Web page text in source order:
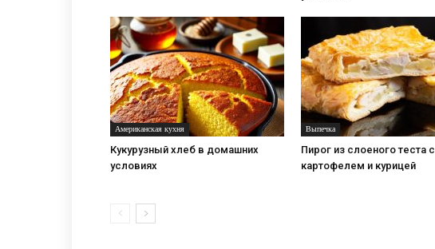
Американская кухня
Кукурузный хлеб в домашних
условиях
Выпечка
Пирог из слоеного теста с
картофелем и курицей